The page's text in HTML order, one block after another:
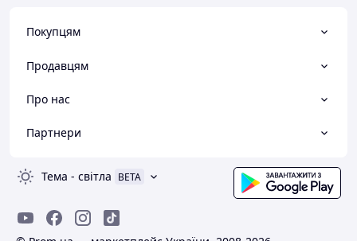
Покупцям
Продавцям
Про нас
Партнери
Тема - світла BETA